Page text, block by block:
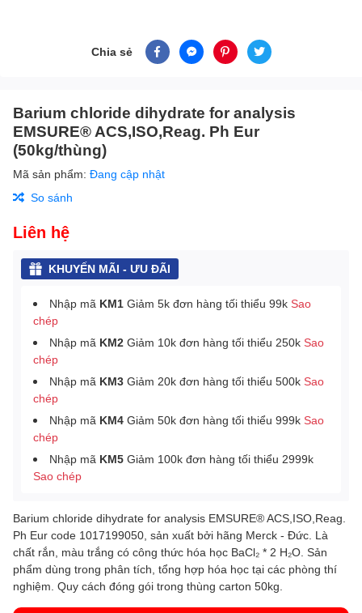
Chia sẻ
Barium chloride dihydrate for analysis
EMSURE® ACS,ISO,Reag. Ph Eur
(50kg/thùng)
Mã sản phẩm: Đang cập nhật
So sánh
Liên hệ
KHUYẾN MÃI - ƯU ĐÃI
Nhập mã KM1 Giảm 5k đơn hàng tối thiểu 99k Sao
chép
Nhập mã KM2 Giảm 10k đơn hàng tối thiểu 250k Sao
chép
Nhập mã KM3 Giảm 20k đơn hàng tối thiểu 500k Sao
chép
Nhập mã KM4 Giảm 50k đơn hàng tối thiểu 999k Sao
chép
Nhập mã KM5 Giảm 100k đơn hàng tối thiểu 2999k
Sao chép
Barium chloride dihydrate for analysis EMSURE® ACS,ISO,Reag.
Ph Eur code 1017199050, sản xuất bởi hãng Merck - Đức. Là
chất rắn, màu trắng có công thức hóa học BaCl₂ * 2 H₂O. Sản
phẩm dùng trong phân tích, tổng hợp hóa học tại các phòng thí
nghiệm. Quy cách đóng gói trong thùng carton 50kg.